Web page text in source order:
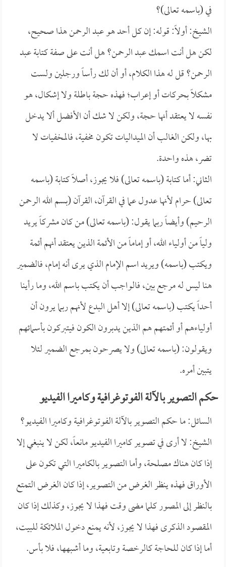
في (باسمه تعالى)؟
الشيخ: أولاً: قوله: إن كل أحد هو عبد الرحمن هذا صحيح،
لكن هل أنت اسمك عبد الرحمن؟ هل أنت على صفة كتابة عبد
الرحمن؟ قل له هذا الكلام، أو أن لك رأساً ورجلين ولست
مشكلاً بحركات أو إعراب؛ فهذه حجة باطلة ولا إشكال، هو
نفسه لا يعتقد أنها حجة، ولكن لا شك أن الأفضل ألا يدخل
بها، ولكن الغالب أن الميداليات تكون مخفية، فالمخفيات لا
تضر، هذه واحدة.
الثاني: أما كتابة (باسمه تعالى) فلا يجوز، أصلاً كتابة (باسمه
تعالى) حرام لأنها عدول عما في القرآن، القرآن (بسم الله الرحمن
الرحيم) وأيضاً ربما يقول: (باسمه تعالى) من كان مشركاً يريد
ولياً من أولياء الله، أو إماماً من الأئمة الذين يعتقد أنهم أئمة
ويكتب (باسمه) ويريد اسم الإمام الذي يرى أنه إمام، فالضمير
هنا ليس له مرجع بين، فالواجب أن يكتب باسم الله، وما رأينا
أحداً يكتب (باسمه تعالى) إلا أهل البدع لأنهم ربما يرون أن
أولياءهم أو أئمتهم هم الذين يدبرون الكون فيتبركون بأسمائهم
ويقولون: (باسمه تعالى) ولا يصرحون بمرجع الضمير لئلا
يتبين أمره.
حكم التصوير بالآلة الفوتوغرافية وكاميرا الفيديو
السائل: ما حكم التصوير بالآلة الفوتوغرافية وكاميرا الفيديو؟
الشيخ: لا أرى في تصوير كاميرا الفيديو مانعاً، لكن لا ينبغي إلا
إذا كان هناك مصلحة، وأما التصوير بالكاميرا التي تكون على
الأوراق فهذه ينظر الغرض من التصوير، إذا كان الغرض التمتع
بالنظر إلى المصور كلما مضى وقت فهذا لا يجوز، وكذلك إذا كان
المقصود الذكرى فهذا لا يجوز، لأنه يمنع دخول الملائكة للبيت،
أما إذا كان للحاجة كالرخصة وتابعية، وما أشبهها، فلا بأس.